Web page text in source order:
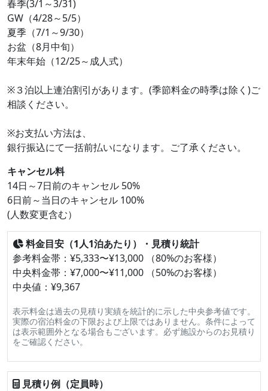
春季(3/1～3/31)
GW（4/28～5/5）
夏季（7/1～9/30）
お盆（8月中旬）
年末年始（12/25～成人式）
※３泊以上連泊割引があります。(季節料金の時季は除く)ご
相談ください。
※お支払い方法は、
銀行振込にて一括前払いになります。ご了承ください。
キャンセル料
14日～7日前のキャンセル 50%
6日前～当日のキャンセル 100%
(人数変更含む）
料金目安（1人1泊あたり）・見積り統計
参考料金帯：¥5,333〜¥13,000 （80%のお客様）
中央料金帯：¥7,000〜¥11,000 （50%のお客様）
中央値：¥9,367
表示料金は過去の見積り実績を統計的に示した中央参考値です。
実際の宿泊料金の下限および上限ではありません。条件によって
は表示範囲外となる場合もございます。必ず施設からのお見積り
をご確認ください。
見積り例（定員時）